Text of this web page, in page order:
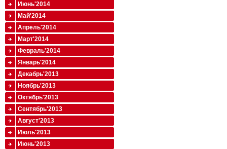
Июнь'2014
Май'2014
Апрель'2014
Март'2014
Февраль'2014
Январь'2014
Декабрь'2013
Ноябрь'2013
Октябрь'2013
Сентябрь'2013
Август'2013
Июль'2013
Июнь'2013